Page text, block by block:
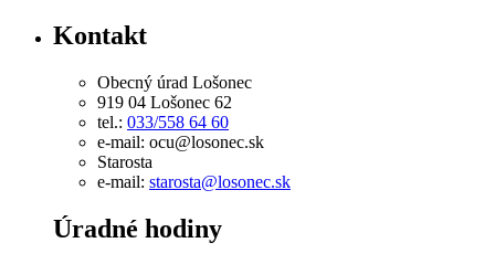
Kontakt
Obecný úrad Lošonec
919 04 Lošonec 62
tel.: 033/558 64 60
e-mail: ocu@losonec.sk
Starosta
e-mail: starosta@losonec.sk
Úradné hodiny